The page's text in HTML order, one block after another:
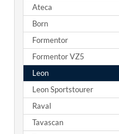
Ateca
Born
Formentor
Formentor VZ5
Leon
Leon Sportstourer
Raval
Tavascan